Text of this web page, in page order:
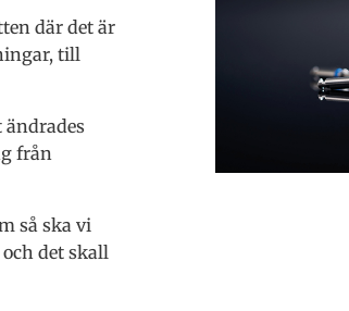
där det är
till
ändrades
från
så ska vi
det skall